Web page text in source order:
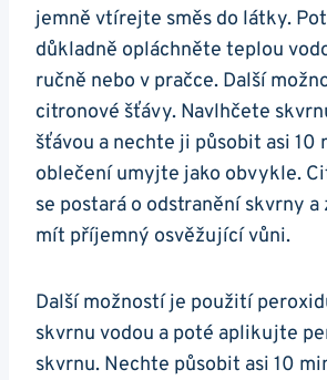
jemně vtírejte směs do ‌látky.
důkladně opláchněte teplou
ručně nebo ‍v‍ pračce. Další
citronové šťávy. Navlhčete
⁣šťávou a nechte ‍ji působit asi ⁤10
⁣oblečení umyjte jako obvykle.
‍se ⁣postará o odstranění skvrny a
mít příjemný osvěžující ⁢vůni.
Další možností ⁣je ‍použití
skvrnu vodou a poté aplikujte
skvrnu. ‌Nechte ​působit ⁢asi 10